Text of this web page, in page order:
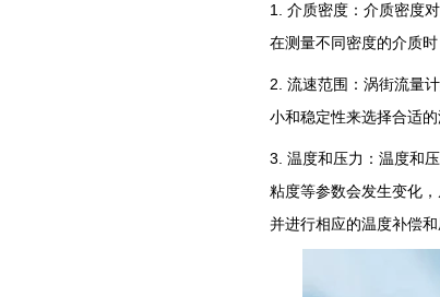
1. 介质密度：介质密度
在测量不同密度的介质
2. 流速范围：涡街流量
小和稳定性来选择合适的
3. 温度和压力：温度和
粘度等参数会发生变化
并进行相应的温度补偿和